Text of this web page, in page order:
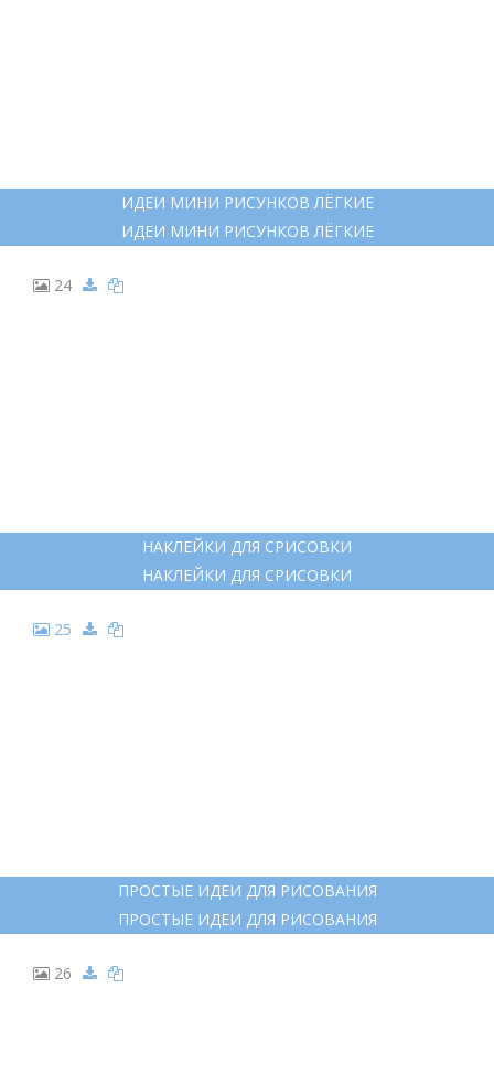
ИДЕИ МИНИ РИСУНКОВ ЛЁГКИЕ
ИДЕИ МИНИ РИСУНКОВ ЛЁГКИЕ
24
НАКЛЕЙКИ ДЛЯ СРИСОВКИ
НАКЛЕЙКИ ДЛЯ СРИСОВКИ
25
ПРОСТЫЕ ИДЕИ ДЛЯ РИСОВАНИЯ
ПРОСТЫЕ ИДЕИ ДЛЯ РИСОВАНИЯ
26